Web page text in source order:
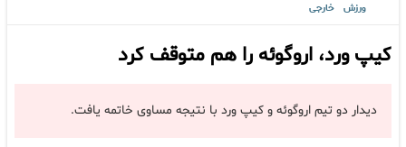
ورزش
خارجی
کیپ ورد، اروگوئه را هم متوقف کرد
دیدار دو تیم اروگوئه و کیپ ورد با نتیجه مساوی خاتمه یافت.